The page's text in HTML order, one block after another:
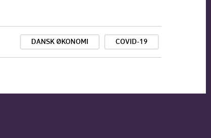
DANSK ØKONOMI COVID-19